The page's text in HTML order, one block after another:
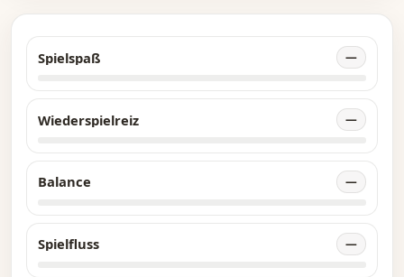
Spielspaß —
Wiederspielreiz —
Balance —
Spielfluss —